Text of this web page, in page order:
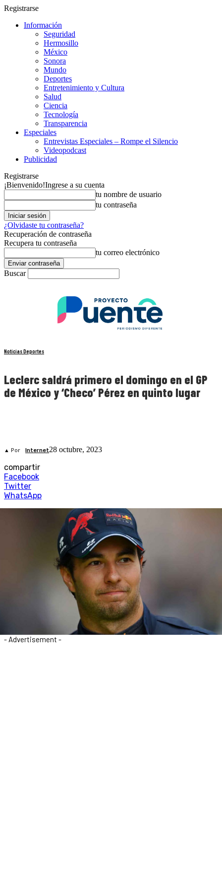
Registrarse
Información
Seguridad
Hermosillo
México
Sonora
Mundo
Deportes
Entretenimiento y Cultura
Salud
Ciencia
Tecnología
Transparencia
Especiales
Entrevistas Especiales – Rompe el Silencio
Videopodcast
Publicidad
Registrarse
¡Bienvenido!Ingrese a su cuenta
tu nombre de usuario
tu contraseña
¿Olvidaste tu contraseña?
Recuperación de contraseña
Recupera tu contraseña
tu correo electrónico
Buscar
Noticias Deportes
Leclerc saldrá primero el domingo en el GP
de México y ‘Checo’ Pérez en quinto lugar
▲ Por Internet28 octubre, 2023
compartir
Facebook
Twitter
WhatsApp
- Advertisement -